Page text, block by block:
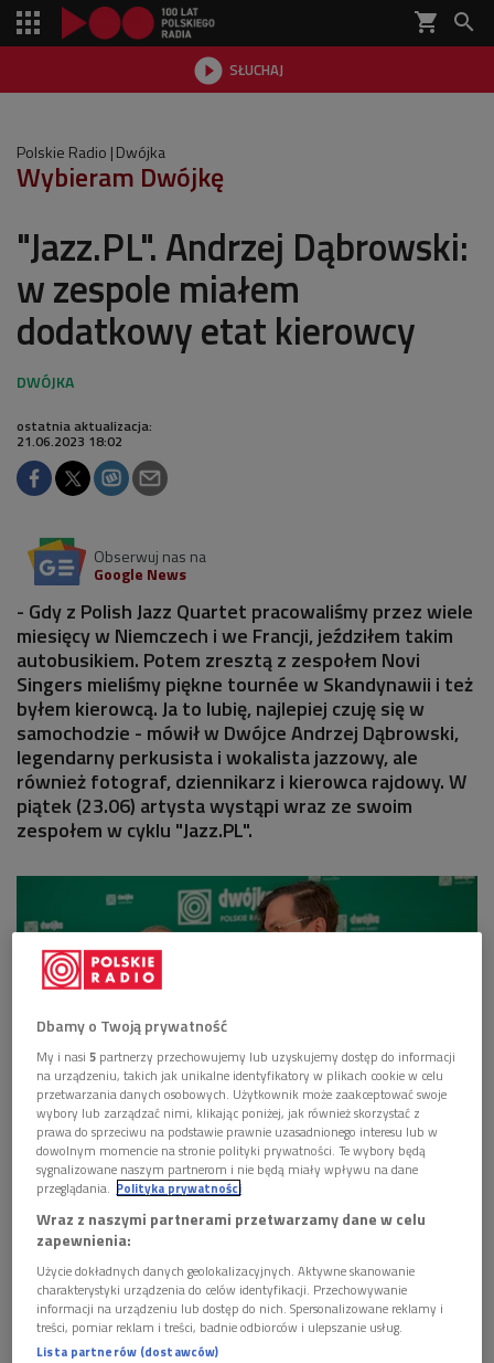
shopping_cart 
 SŁUCHAJ

Polskie Radio Dwójka
Wybieram Dwójkę
"Jazz.PL". Andrzej Dąbrowski:
w zespole miałem
dodatkowy etat kierowcy
ostatnia aktualizacja:
21.06.2023 18:02
Obserwuj nas na
Google News
- Gdy z Polish Jazz Quartet pracowaliśmy przez wiele
miesięcy w Niemczech i we Francji, jeździłem takim
autobusikiem. Potem zresztą z zespołem Novi
Singers mieliśmy piękne tournée w Skandynawii i też
byłem kierowcą. Ja to lubię, najlepiej czuję się w
samochodzie - mówił w Dwójce Andrzej Dąbrowski,
legendarny perkusista i wokalista jazzowy, ale
również fotograf, dziennikarz i kierowca rajdowy. W
piątek (23.06) artysta wystąpi wraz ze swoim
zespołem w cyklu "Jazz.PL".
Andrzej Dąbrowski (P) i Andrzej Zieliński (L) Foto: PR2
Sam na sam z samochodem
Do dziś śpiewane przez niego piosenki nuci cała Polska -
"Zielono mi", "Przygoda z Marią" czy "Do zakochania jeden
krok" - to tylko niektóre z nich. Po co sięgnął, to zamieniał w
złoto. Człowiek wielu talentów - również dziennikarz (jak
trzeba było, to i radiowy), fotografik, a także kierowca
Dbamy o Twoją prywatność
My i nasi5 partnerzy przechowujemy lub uzyskujemy dostęp do informacji
na urządzeniu, takich jak unikalne identyfikatory w plikach cookie w celu
przetwarzania danych osobowych. Użytkownik może zaakceptować swoje
wybory lub zarządzać nimi, klikając poniżej, jak również skorzystać z
prawa do sprzeciwu na podstawie prawnie uzasadnionego interesu lub w
dowolnym momencie na stronie polityki prywatności. Te wybory będą
sygnalizowane naszym partnerom i nie będą miały wpływu na dane
przeglądania. Polityka prywatności
Wraz z naszymi partnerami przetwarzamy dane w celu
zapewnienia:
Użycie dokładnych danych geolokalizacyjnych. Aktywne skanowanie
charakterystyki urządzenia do celów identyfikacji. Przechowywanie
informacji na urządzeniu lub dostęp do nich. Spersonalizowane reklamy i
treści, pomiar reklam i treści, badnie odbiorców i ulepszanie usług.
Lista partnerów (dostawców)